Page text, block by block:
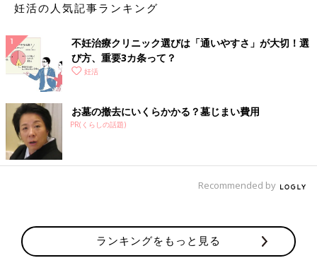
妊活の人気記事ランキング
不妊治療クリニック選びは「通いやすさ」が大切！選
び方、重要3カ条って？
妊活
お墓の撤去にいくらかかる？墓じまい費用
PR(くらしの話題)
Recommended by
ランキングをもっと見る